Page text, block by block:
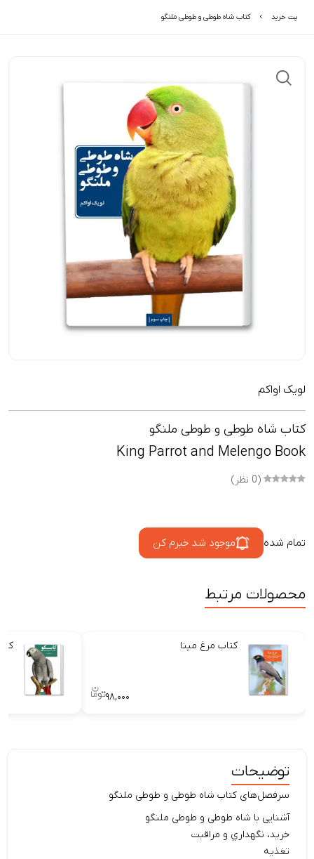
پت خرید کتاب شاه طوطی و طوطی ملنگو
لویک اواکم
کتاب شاه طوطی و طوطی ملنگو
King Parrot and Melengo Book
(0 نظر)
تمام شده موجود شد خبرم کن
محصولات مرتبط
کتاب مرغ مینا
۹۸,۰۰۰
توضیحات
سرفصل‌های کتاب شاه طوطی و طوطی ملنگو
آشنایی با شاه طوطی و طوطی ملنگو
خرید، نگهداري و مراقبت
تغذیه